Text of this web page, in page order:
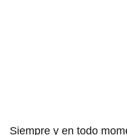
Siempre y en todo